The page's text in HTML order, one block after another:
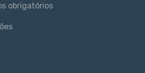
obrigatórios